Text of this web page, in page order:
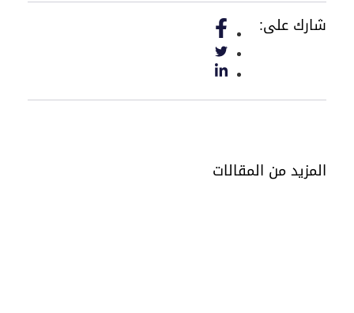
شارك على:
المزيد من المقالات